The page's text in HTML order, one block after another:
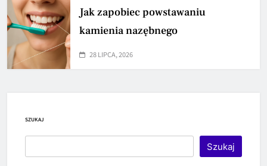
Jak zapobiec powstawaniu
kamienia nazębnego
28 LIPCA, 2026
SZUKAJ
Szukaj